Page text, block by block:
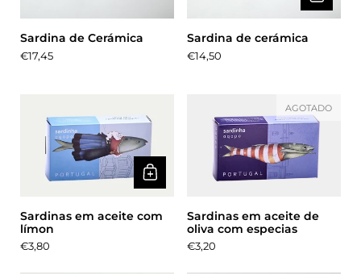
Sardina de Cerámica
Precio:
€17,45
Sardina de cerámica
Precio:
€14,50
Sardinas em aceite com
límon
Precio:
€3,80
Sardinas em aceite de
oliva com especias
Precio:
€3,20
AGOTADO